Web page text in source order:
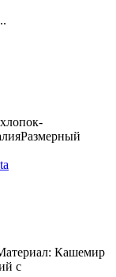
Кашемир
с